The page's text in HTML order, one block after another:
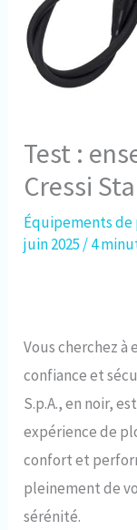
Test :
Cressi
Équipements de
juin 2025 /4
Vous cherchez à
confiance et
S.p.A., en noir,
expérience de
confort et
pleinement de
sérénité.